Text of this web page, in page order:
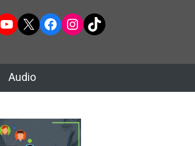
YouTube
X Facebook
Instagram
TikTok
Audio